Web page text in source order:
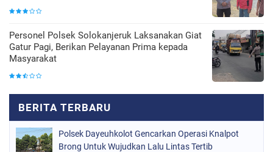
Personel Polsek Solokanjeruk Laksanakan Giat
Gatur Pagi, Berikan Pelayanan Prima kepada
Masyarakat
Polsek Dayeuhkolot Gencarkan Operasi Knalpot
Brong Untuk Wujudkan Lalu Lintas Tertib